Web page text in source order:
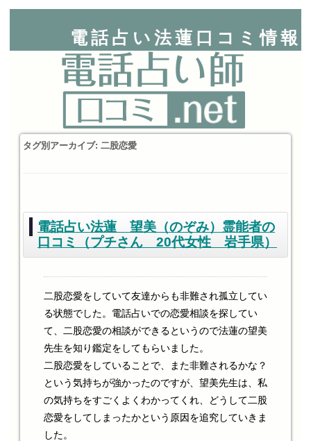
電話占い法蓮口コミ情報
タグ別アーカイブ: 二股恋愛
電話占い法蓮 望美（のぞみ）霊能者の
口コミ（プチさん 20代女性 岩手県）
二股恋愛をしていて友達からも非難され孤立してい
る状態でした。電話占いでの恋愛相談を探してい
て、二股恋愛の相談ができるというので法蓮の望美
先生を知り鑑定をしてもらいました。
二股恋愛をしていることで、また非難されるかな？
という気持ちが強かったのですが、望美先生は、私
の気持ちをすごくよくわかってくれ、どうして二股
恋愛をしてしまったかという原因を追究していきま
した。